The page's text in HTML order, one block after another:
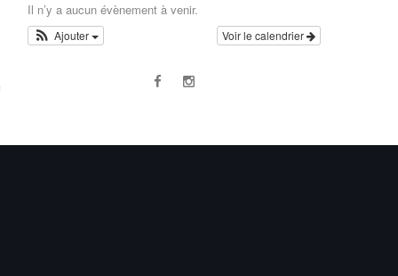
Il n’y a aucun évènement à venir.
Voir le calendrier
Ajouter